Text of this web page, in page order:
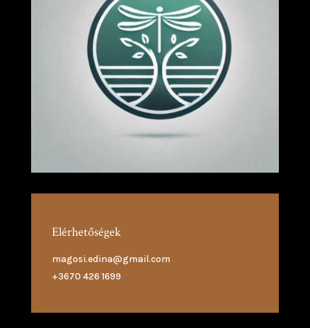
Elérhetőségek
magosi.edina@gmail.com
+3670 426 1699